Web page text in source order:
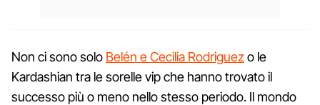
Non ci sono solo Belén e Cecilia Rodriguezo le
Kardashian tra le sorelle vip che hanno trovato il
successo più o meno nello stesso periodo. Il mondo